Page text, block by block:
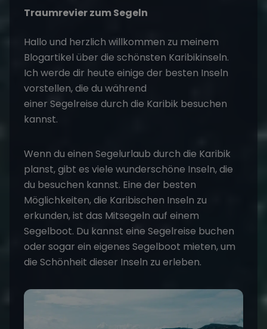
Traumrevier zum Segeln
Hallo und herzlich willkommen zu meinem
Blogartikel über die schönsten Karibikinseln.
Ich werde dir heute einige der besten Inseln
vorstellen, die du während
einer Segelreise durch die Karibik besuchen
kannst.
Wenn du einen Segelurlaub durch die Karibik
planst, gibt es viele wunderschöne Inseln, die
du besuchen kannst. Eine der besten
Möglichkeiten, die Karibischen Inseln zu
erkunden, ist das Mitsegeln auf einem
Segelboot. Du kannst eine Segelreise buchen
oder sogar ein eigenes Segelboot mieten, um
die Schönheit dieser Inseln zu erleben.